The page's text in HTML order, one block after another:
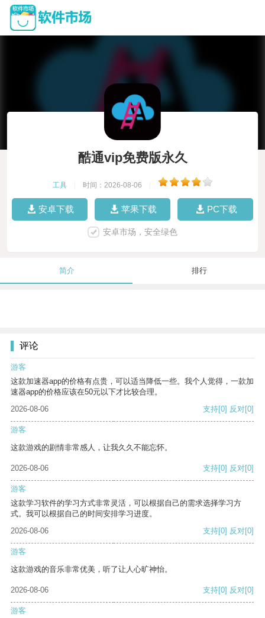
酷通vip免费版永久
工具 时间：2026-08-06
安卓下载 苹果下载 PC下载
安卓市场，安全绿色
简介 排行
评论
游客
这款加速器app的价格有点贵，可以适当降低一些。我个人觉得，一款加
速器app的价格应该在50元以下才比较合理。
2026-08-06
支持[0] 反对[0]
游客
这款游戏的剧情非常感人，让我久久不能忘怀。
2026-08-06 支持[0] 反对[0]
游客
这款学习软件的学习方式非常灵活，可以根据自己的需求选择学习方
式。我可以根据自己的时间安排学习进度。
2026-08-06
支持[0] 反对[0]
游客
这款游戏的音乐非常优美，听了让人心旷神怡。
2026-08-06 支持[0] 反对[0]
游客